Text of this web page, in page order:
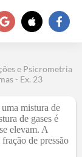
e Psicrometria
- Ex. 23
mistura de
de gases é
elevam. A
de pressão